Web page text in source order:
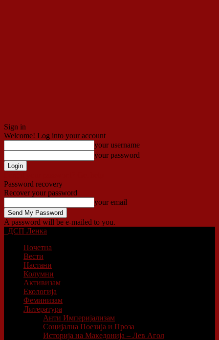
Sign in
Welcome! Log into your account
your username
your password
Password recovery
Recover your password
your email
A password will be e-mailed to you.
ДСП Ленка
Почетна
Вести
Настани
Колумни
Активизам
Екологија
Феминизам
Литература
Анти Империјализам
Социјална Поезија и Проза
Историја на Македонија – Лев Агол